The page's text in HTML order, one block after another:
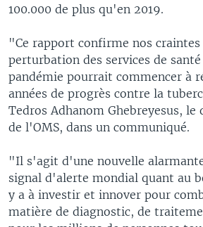
100.000 de plus qu'en 2019.
"Ce rapport confirme nos craintes
perturbation des services de
pandémie pourrait commencer à
années de progrès contre la
Tedros Adhanom Ghebreyesus, le
de l'OMS, dans un communiqué.
"Il s'agit d'une nouvelle
signal d'alerte mondial quant au
y a à investir et innover pour
matière de diagnostic, de